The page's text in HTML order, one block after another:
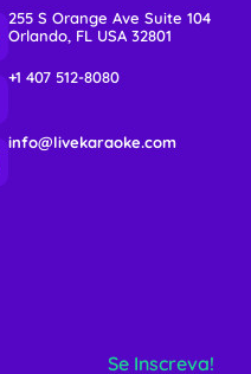
255 S Orange Ave Suite 104
Orlando, FL USA 32801
+1 407 512-8080
info@livekaraoke.com
Se Inscreva!